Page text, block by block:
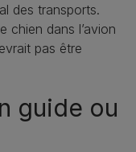
des transports.
chien dans l’avion
pas être
guide ou